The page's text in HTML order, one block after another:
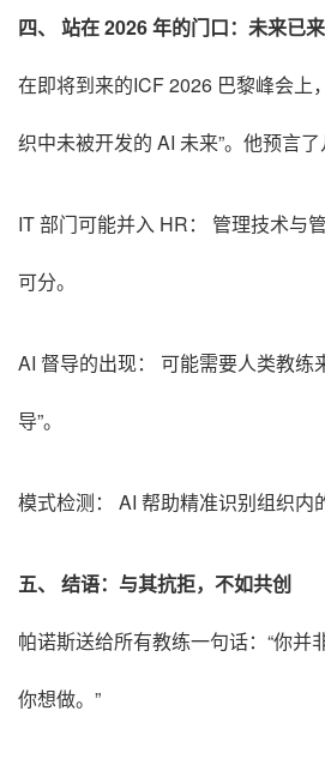
四、 站在 2026 年的门口：未来已来
在即将到来的ICF 2026 巴黎峰会上
织中未被开发的 AI 未来”。他预言了
IT 部门可能并入 HR： 管理技术与
可分。
AI 督导的出现： 可能需要人类教练
导”。
模式检测： AI 帮助精准识别组织内
五、 结语：与其抗拒，不如共创
帕诺斯送给所有教练一句话：“你并
你想做。”